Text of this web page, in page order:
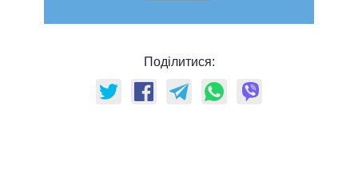
Поділитися: